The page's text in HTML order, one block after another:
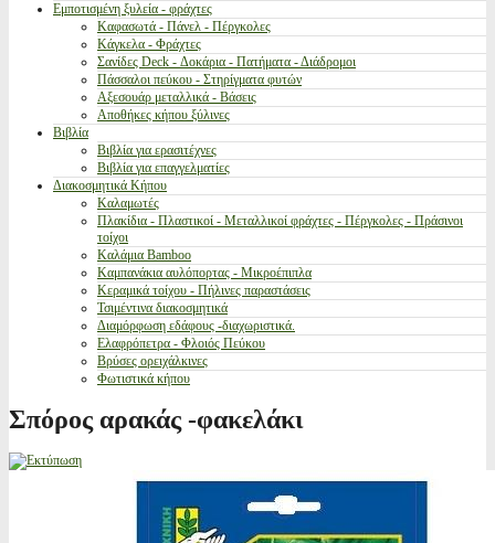
Εμποτισμένη ξυλεία - φράχτες
Καφασωτά - Πάνελ - Πέργκολες
Κάγκελα - Φράχτες
Σανίδες Deck - Δοκάρια - Πατήματα - Διάδρομοι
Πάσσαλοι πεύκου - Στηρίγματα φυτών
Αξεσουάρ μεταλλικά - Βάσεις
Αποθήκες κήπου ξύλινες
Βιβλία
Βιβλία για ερασιτέχνες
Βιβλία για επαγγελματίες
Διακοσμητικά Κήπου
Καλαμωτές
Πλακίδια - Πλαστικοί - Μεταλλικοί φράχτες - Πέργκολες - Πράσινοι
τοίχοι
Καλάμια Bamboo
Καμπανάκια αυλόπορτας - Μικροέπιπλα
Κεραμικά τοίχου - Πήλινες παραστάσεις
Τσιμέντινα διακοσμητικά
Διαμόρφωση εδάφους -διαχωριστικά.
Ελαφρόπετρα - Φλοιός Πεύκου
Βρύσες ορειχάλκινες
Φωτιστικά κήπου
Σπόρος αρακάς -φακελάκι